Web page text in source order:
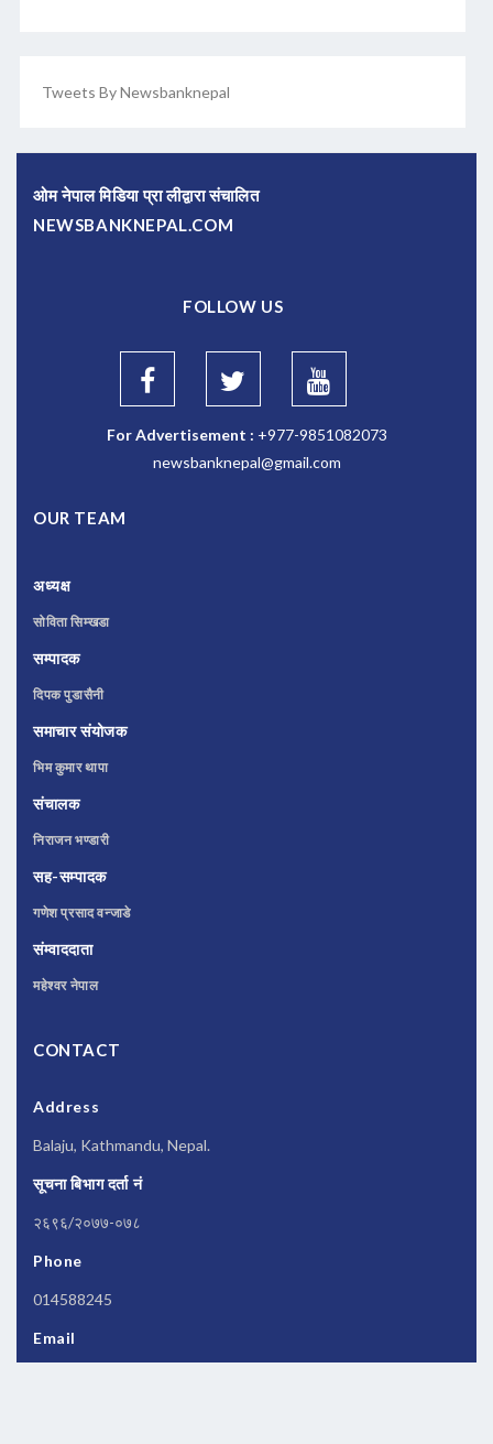
Tweets By Newsbanknepal
ओम नेपाल मिडिया प्रा लीद्वारा संचालित
NEWSBANKNEPAL.COM
FOLLOW US
For Advertisement : +977-9851082073
newsbanknepal@gmail.com
OUR TEAM
अध्यक्ष
सोविता सिम्खडा
सम्पादक
दिपक पुडासैनी
समाचार संयोजक
भिम कुमार थापा
संचालक
निराजन भण्डारी
सह-सम्पादक
गणेश प्रसाद वन्जाडे
संम्वाददाता
महेश्वर नेपाल
CONTACT
Address
Balaju, Kathmandu, Nepal.
सूचना बिभाग दर्ता नं
२६९६/२०७७-०७८
Phone
014588245
Email